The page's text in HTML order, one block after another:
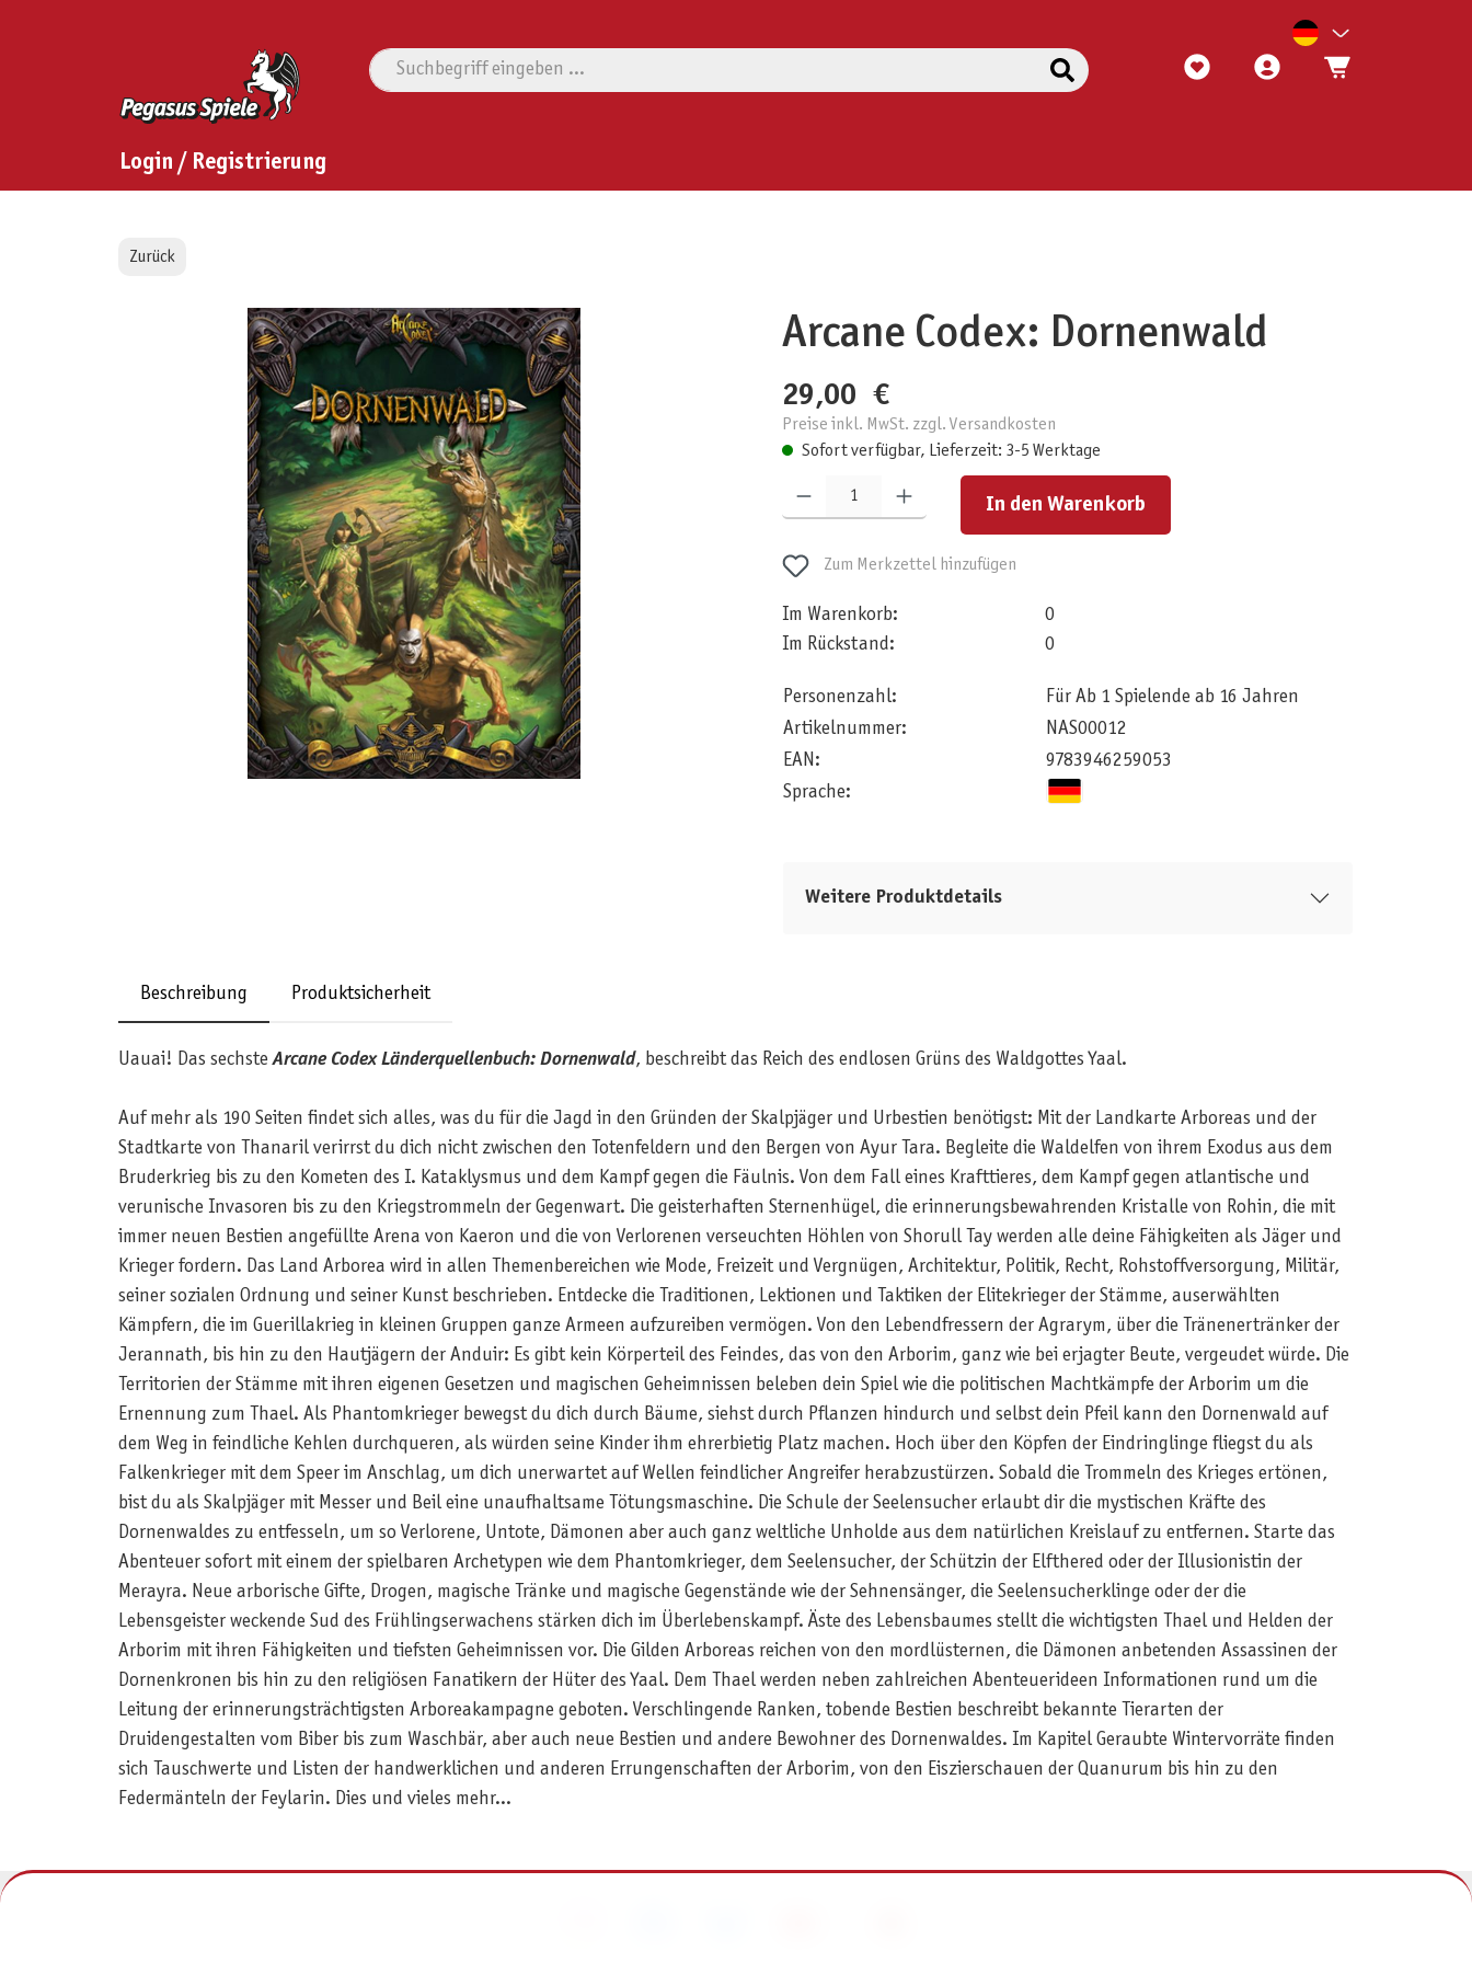
Login / Registrierung
Zurück
Bildergalerie überspringen Arcane Codex: Dornenwald
29,00 €
Preise inkl. MwSt. zzgl. Versandkosten
Sofort verfügbar, Lieferzeit: 3-5 Werktage
In den Warenkorb
Zum Merkzettel hinzufügen
Im Warenkorb:
0
Im Rückstand:
0
Personenzahl:
Für Ab 1 Spielende ab 16 Jahren
Artikelnummer:
NAS00012
EAN:
9783946259053
Sprache:
Weitere Produktdetails
Beschreibung Produktsicherheit
Uauai! Das sechsteArcane Codex Länderquellenbuch: Dornenwald, beschreibt das Reich des endlosen Grüns des Waldgottes Yaal.
Auf mehr als 190 Seiten findet sich alles, was du für die Jagd in den Gründen der Skalpjäger und Urbestien benötigst: Mit der Landkarte Arboreas und der
Stadtkarte von Thanaril verirrst du dich nicht zwischen den Totenfeldern und den Bergen von Ayur Tara. Begleite die Waldelfen von ihrem Exodus aus dem
Bruderkrieg bis zu den Kometen des I. Kataklysmus und dem Kampf gegen die Fäulnis. Von dem Fall eines Krafttieres, dem Kampf gegen atlantische und
verunische Invasoren bis zu den Kriegstrommeln der Gegenwart. Die geisterhaften Sternenhügel, die erinnerungsbewahrenden Kristalle von Rohin, die mit
immer neuen Bestien angefüllte Arena von Kaeron und die von Verlorenen verseuchten Höhlen von Shorull Tay werden alle deine Fähigkeiten als Jäger und
Krieger fordern. Das Land Arborea wird in allen Themenbereichen wie Mode, Freizeit und Vergnügen, Architektur, Politik, Recht, Rohstoffversorgung, Militär,
seiner sozialen Ordnung und seiner Kunst beschrieben. Entdecke die Traditionen, Lektionen und Taktiken der Elitekrieger der Stämme, auserwählten
Kämpfern, die im Guerillakrieg in kleinen Gruppen ganze Armeen aufzureiben vermögen. Von den Lebendfressern der Agrarym, über die Tränenertränker der
Jerannath, bis hin zu den Hautjägern der Anduir: Es gibt kein Körperteil des Feindes, das von den Arborim, ganz wie bei erjagter Beute, vergeudet würde. Die
Territorien der Stämme mit ihren eigenen Gesetzen und magischen Geheimnissen beleben dein Spiel wie die politischen Machtkämpfe der Arborim um die
Ernennung zum Thael. Als Phantomkrieger bewegst du dich durch Bäume, siehst durch Pflanzen hindurch und selbst dein Pfeil kann den Dornenwald auf
dem Weg in feindliche Kehlen durchqueren, als würden seine Kinder ihm ehrerbietig Platz machen. Hoch über den Köpfen der Eindringlinge fliegst du als
Falkenkrieger mit dem Speer im Anschlag, um dich unerwartet auf Wellen feindlicher Angreifer herabzustürzen. Sobald die Trommeln des Krieges ertönen,
bist du als Skalpjäger mit Messer und Beil eine unaufhaltsame Tötungsmaschine. Die Schule der Seelensucher erlaubt dir die mystischen Kräfte des
Dornenwaldes zu entfesseln, um so Verlorene, Untote, Dämonen aber auch ganz weltliche Unholde aus dem natürlichen Kreislauf zu entfernen. Starte das
Abenteuer sofort mit einem der spielbaren Archetypen wie dem Phantomkrieger, dem Seelensucher, der Schützin der Elfthered oder der Illusionistin der
Merayra. Neue arborische Gifte, Drogen, magische Tränke und magische Gegenstände wie der Sehnensänger, die Seelensucherklinge oder der die
Lebensgeister weckende Sud des Frühlingserwachens stärken dich im Überlebenskampf. Äste des Lebensbaumes stellt die wichtigsten Thael und Helden der
Arborim mit ihren Fähigkeiten und tiefsten Geheimnissen vor. Die Gilden Arboreas reichen von den mordlüsternen, die Dämonen anbetenden Assassinen der
Dornenkronen bis hin zu den religiösen Fanatikern der Hüter des Yaal. Dem Thael werden neben zahlreichen Abenteuerideen Informationen rund um die
Leitung der erinnerungsträchtigsten Arboreakampagne geboten. Verschlingende Ranken, tobende Bestien beschreibt bekannte Tierarten der
Druidengestalten vom Biber bis zum Waschbär, aber auch neue Bestien und andere Bewohner des Dornenwaldes. Im Kapitel Geraubte Wintervorräte finden
sich Tauschwerte und Listen der handwerklichen und anderen Errungenschaften der Arborim, von den Eiszierschauen der Quanurum bis hin zu den
Federmänteln der Feylarin. Dies und vieles mehr...